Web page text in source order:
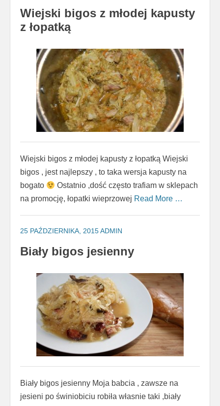
Wiejski bigos z młodej kapusty
z łopatką
Wiejski bigos z młodej kapusty z łopatką Wiejski
bigos , jest najlepszy , to taka wersja kapusty na
bogato
Ostatnio ,dość często trafiam w sklepach
na promocję, łopatki wieprzowej Read More …
25 PAŹDZIERNIKA, 2015ADMIN
Biały bigos jesienny
Biały bigos jesienny Moja babcia , zawsze na
jesieni po świniobiciu robiła własnie taki ,biały